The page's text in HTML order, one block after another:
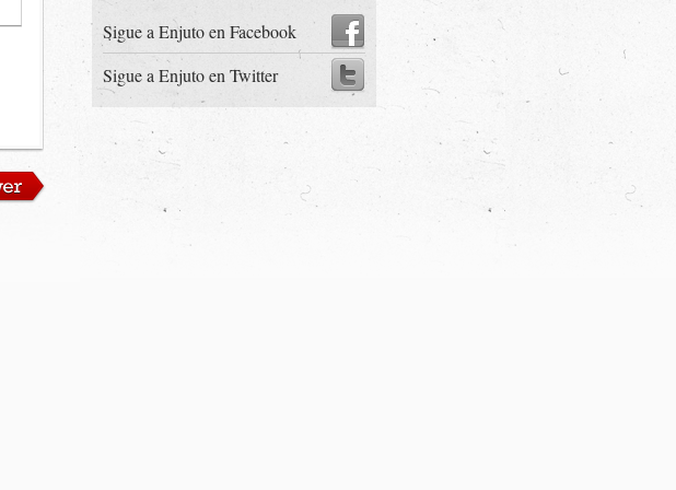
Sigue a Enjuto en Facebook
Sigue a Enjuto en Twitter